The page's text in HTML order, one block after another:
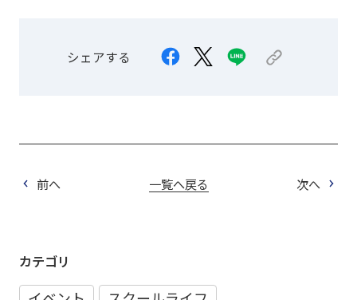
シェアする
前へ 一覧へ戻る 次へ
カテゴリ